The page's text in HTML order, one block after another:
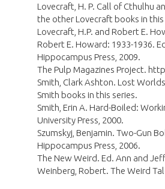
Lovecraft, H. P. Call of Cthulhu
the other Lovecraft books in this
Lovecraft, H.P. and Robert E.
Robert E. Howard: 1933-1936.
Hippocampus Press, 2009.
The Pulp Magazines Project.
Smith, Clark Ashton. Lost
Smith books in this series.
Smith, Erin A. Hard-Boiled:
University Press, 2000.
Szumskyj, Benjamin. Two-Gun
Hippocampus Press, 2006.
The New Weird. Ed. Ann and
Weinberg, Robert. The Weird